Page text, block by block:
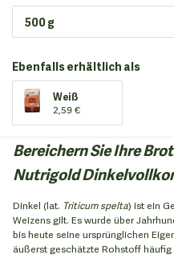
500 g
Ebenfalls erhältlich als
Weiß
2,59 €
Bereichern Sie Ihre
Nutrigold
Dinkel (lat. Triticum spelta) ist ein
Weizens gilt. Es wurde über
bis heute seine ursprünglichen
äußerst geschätzte Rohstoff häufig